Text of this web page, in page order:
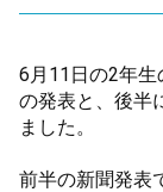
6月11日の2年生
の発表と、後半
ました。
前半の新聞発表